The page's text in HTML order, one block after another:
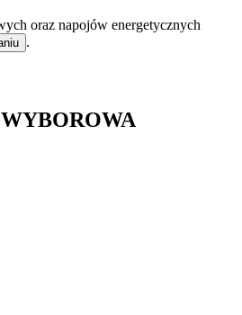
oraz napojów energetycznych
.